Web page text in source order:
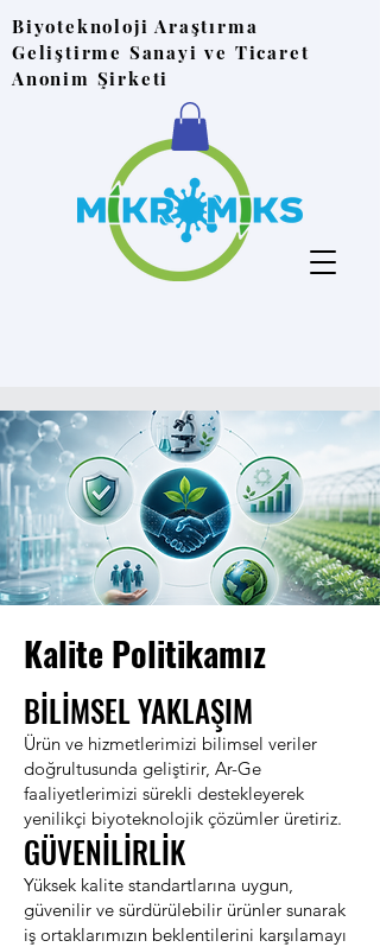
Biyoteknoloji Araştırma
Geliştirme Sanayi ve Ticaret
Anonim Şirketi
Kalite Politikamız
BİLİMSEL YAKLAŞIM
Ürün ve hizmetlerimizi bilimsel veriler
doğrultusunda geliştirir, Ar-Ge
faaliyetlerimizi sürekli destekleyerek
yenilikçi biyoteknolojik çözümler üretiriz.
GÜVENİLİRLİK
Yüksek kalite standartlarına uygun,
güvenilir ve sürdürülebilir ürünler sunarak
iş ortaklarımızın beklentilerini karşılamayı